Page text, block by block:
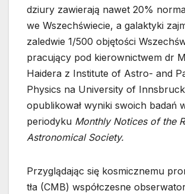
dziury zawierają nawet 20%
we Wszechświecie, a galaktyki
zaledwie 1/500 objętości
pracujący pod kierownictwem dr
Haidera z Institute of Astro- and
Physics na University of
opublikował wyniki swoich badań
periodyku Monthly Notices of the
Astronomical Society.
Przyglądając się kosmicznemu
tła (CMB) współczesne